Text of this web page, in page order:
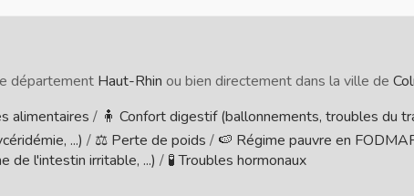
département Haut-Rhin ou bien directement dans la ville de
alimentaires / 🧍 Confort digestif (ballonnements, troubles du
...) / ⚖️ Perte de poids / 🍉 Régime pauvre en
de l'intestin irritable, ...) / 🧪 Troubles hormonaux